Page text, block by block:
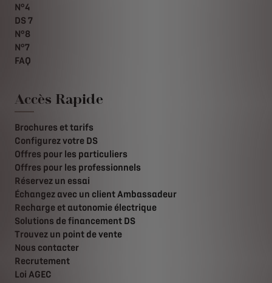
N°4
DS 7
N°8
N°7
FAQ
Accès Rapide
Brochures et tarifs
Configurez votre DS
Offres pour les particuliers
Offres pour les professionnels
Réservez un essai
Échangez avec un client Ambassadeur
Recharge et autonomie électrique
Solutions de financement DS
Trouvez un point de vente
Nous contacter
Recrutement
Loi AGEC